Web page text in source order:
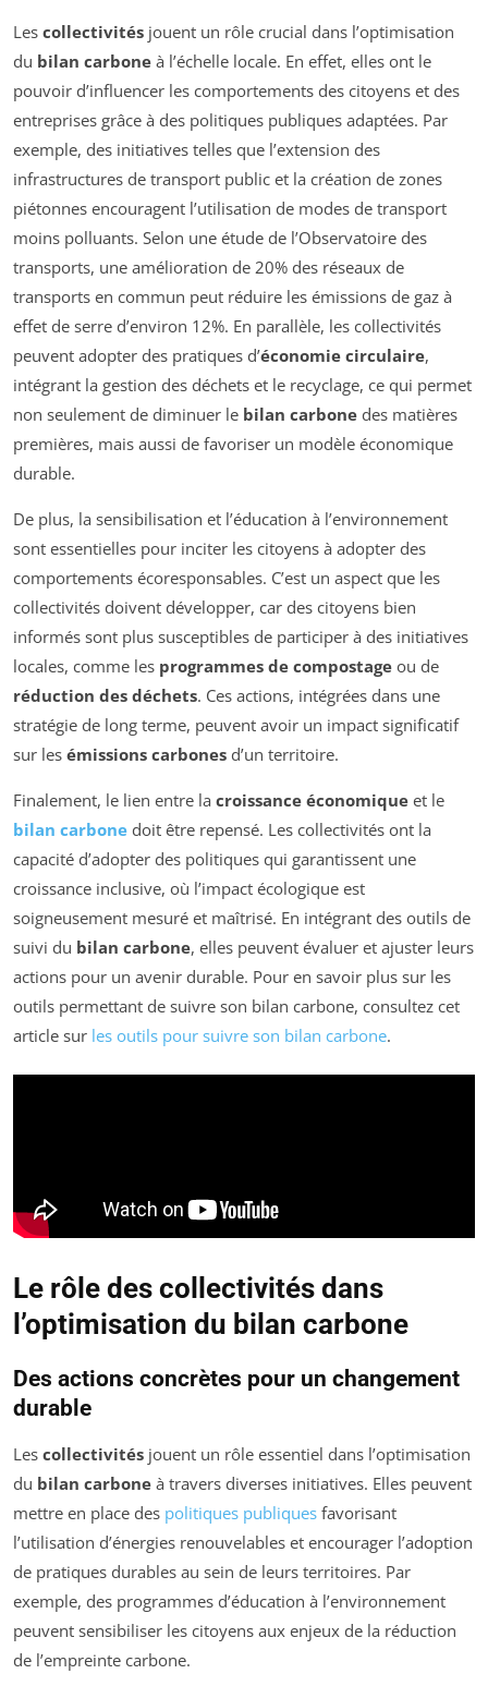
Les collectivités jouent un rôle crucial dans l’optimisation
du bilan carbone à l’échelle locale. En effet, elles ont le
pouvoir d’influencer les comportements des citoyens et des
entreprises grâce à des politiques publiques adaptées. Par
exemple, des initiatives telles que l’extension des
infrastructures de transport public et la création de zones
piétonnes encouragent l’utilisation de modes de transport
moins polluants. Selon une étude de l’Observatoire des
transports, une amélioration de 20% des réseaux de
transports en commun peut réduire les émissions de gaz à
effet de serre d’environ 12%. En parallèle, les collectivités
peuvent adopter des pratiques d’économie circulaire,
intégrant la gestion des déchets et le recyclage, ce qui permet
non seulement de diminuer le bilan carbone des matières
premières, mais aussi de favoriser un modèle économique
durable.
De plus, la sensibilisation et l’éducation à l’environnement
sont essentielles pour inciter les citoyens à adopter des
comportements écoresponsables. C’est un aspect que les
collectivités doivent développer, car des citoyens bien
informés sont plus susceptibles de participer à des initiatives
locales, comme les programmes de compostage ou de
réduction des déchets. Ces actions, intégrées dans une
stratégie de long terme, peuvent avoir un impact significatif
sur les émissions carbones d’un territoire.
Finalement, le lien entre la croissance économique et le
bilan carbone doit être repensé. Les collectivités ont la
capacité d’adopter des politiques qui garantissent une
croissance inclusive, où l’impact écologique est
soigneusement mesuré et maîtrisé. En intégrant des outils de
suivi du bilan carbone, elles peuvent évaluer et ajuster leurs
actions pour un avenir durable. Pour en savoir plus sur les
outils permettant de suivre son bilan carbone, consultez cet
article sur les outils pour suivre son bilan carbone.
Le rôle des collectivités dans
l’optimisation du bilan carbone
Des actions concrètes pour un changement
durable
Les collectivités jouent un rôle essentiel dans l’optimisation
du bilan carbone à travers diverses initiatives. Elles peuvent
mettre en place des politiques publiques favorisant
l’utilisation d’énergies renouvelables et encourager l’adoption
de pratiques durables au sein de leurs territoires. Par
exemple, des programmes d’éducation à l’environnement
peuvent sensibiliser les citoyens aux enjeux de la réduction
de l’empreinte carbone.